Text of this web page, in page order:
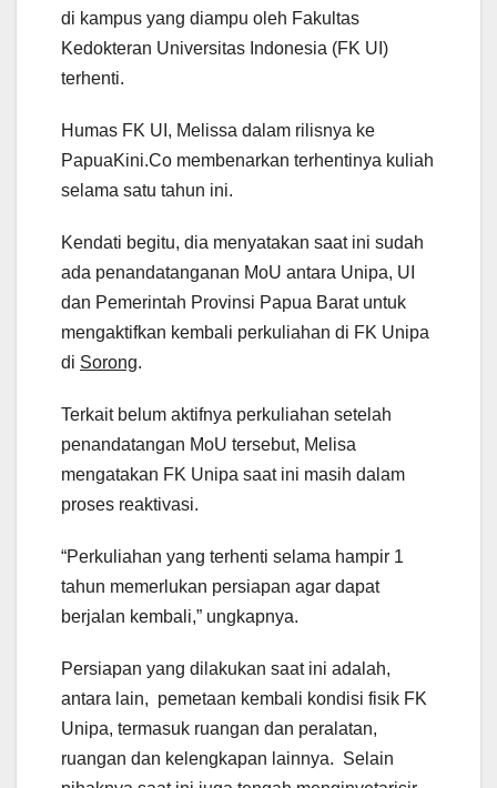
di kampus yang diampu oleh Fakultas
Kedokteran Universitas Indonesia (FK UI)
terhenti.
Humas FK UI, Melissa dalam rilisnya ke
PapuaKini.Co membenarkan terhentinya kuliah
selama satu tahun ini.
Kendati begitu, dia menyatakan saat ini sudah
ada penandatanganan MoU antara Unipa, UI
dan Pemerintah Provinsi Papua Barat untuk
mengaktifkan kembali perkuliahan di FK Unipa
di Sorong.
Terkait belum aktifnya perkuliahan setelah
penandatangan MoU tersebut, Melisa
mengatakan FK Unipa saat ini masih dalam
proses reaktivasi.
“Perkuliahan yang terhenti selama hampir 1
tahun memerlukan persiapan agar dapat
berjalan kembali,” ungkapnya.
Persiapan yang dilakukan saat ini adalah,
antara lain, pemetaan kembali kondisi fisik FK
Unipa, termasuk ruangan dan peralatan,
ruangan dan kelengkapan lainnya. Selain